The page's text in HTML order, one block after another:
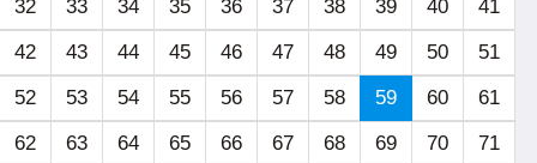
32
33 34 35 36 37 38 39 40
41
42
43 44 45 46 47 48 49 50
51
52
53 54 55 56 57 58 59 60
61
62
63 64 65 66 67 68 69 70
71